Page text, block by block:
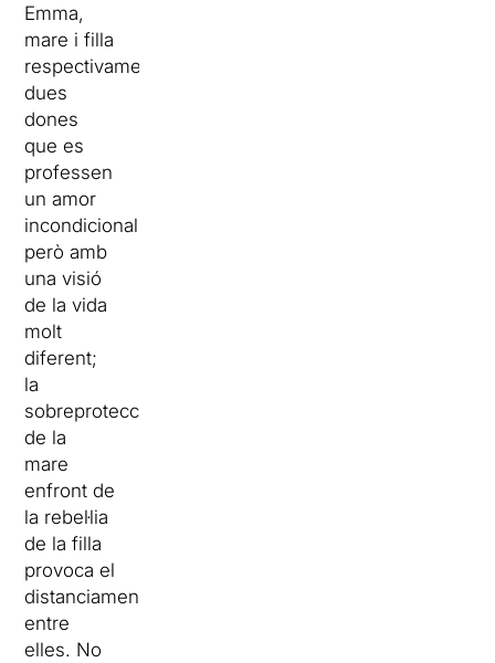
Emma, ​​
mare i filla
respectivament,
dues
dones
que es
professen
un amor
incondicional,
però amb
una visió
de la vida
molt
diferent;
la
sobreprotecció
de la
mare
enfront de
la rebel·lia
de la filla
provoca el
distanciament
entre
elles. No